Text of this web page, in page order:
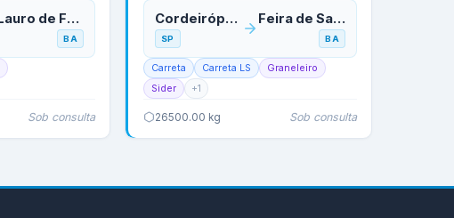
Lauro de Freitas
BA
Sob consulta
Cordeirópolis
SP
Feira de Santana
BA
Carreta Carreta LS
Graneleiro
Sider
+1
26500.00 kg Sob consulta